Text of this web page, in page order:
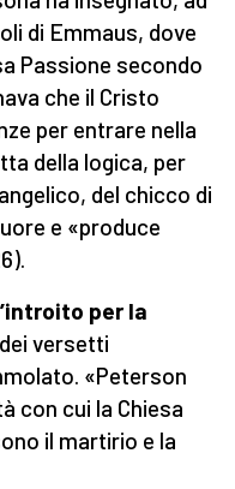
di Emmaus, dove
Passione secondo
che il Cristo
per entrare nella
della logica, per
del chicco di
e «produce
per la
versetti
«Peterson
con cui la Chiesa
il martirio e la